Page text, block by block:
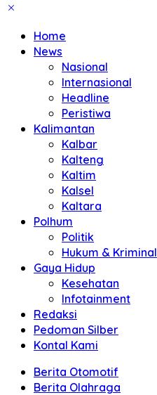
Home
News
Nasional
Internasional
Headline
Peristiwa
Kalimantan
Kalbar
Kalteng
Kaltim
Kalsel
Kaltara
Polhum
Politik
Hukum & Kriminal
Gaya Hidup
Kesehatan
Infotainment
Redaksi
Pedoman Silber
Kontal Kami
Berita Otomotif
Berita Olahraga